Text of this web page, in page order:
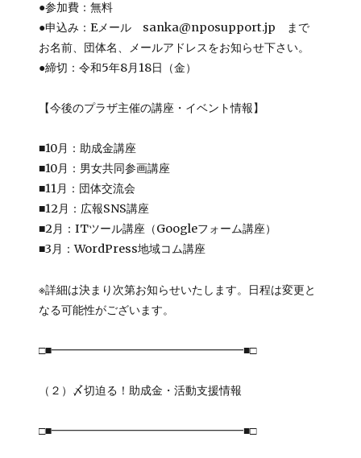
●参加費：無料
●申込み：Eメール sanka@nposupport.jp まで
お名前、団体名、メールアドレスをお知らせ下さい。
●締切：令和5年8月18日（金）
【今後のプラザ主催の講座・イベント情報】
■10月：助成金講座
■10月：男女共同参画講座
■11月：団体交流会
■12月：広報SNS講座
■2月：ITツール講座（Googleフォーム講座）
■3月：WordPress地域コム講座
※詳細は決まり次第お知らせいたします。日程は変更と
なる可能性がございます。
□■━━━━━━━━━━━━━━━━━■□
（２）〆切迫る！助成金・活動支援情報
□■━━━━━━━━━━━━━━━━━■□